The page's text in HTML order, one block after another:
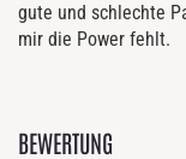
gute und schlechte
mir die Power fehlt.
BEWERTUNG